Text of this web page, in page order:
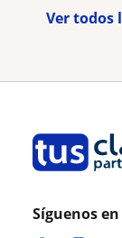
Ver todos
Síguenos en